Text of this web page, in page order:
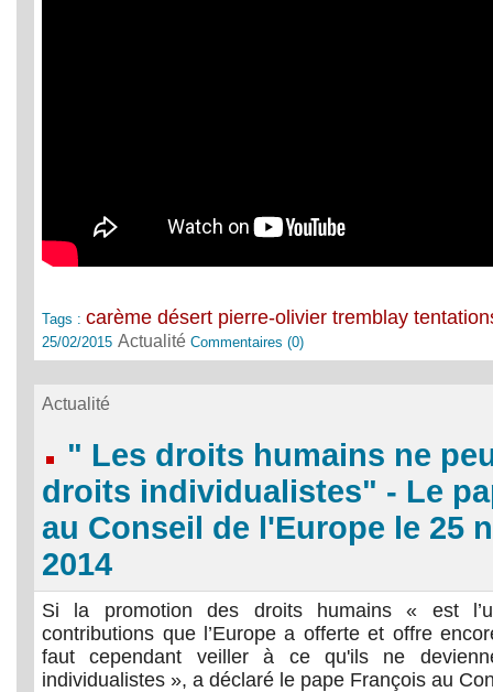
Tags :carème désert pierre-olivier tremblay
25/02/2015 ActualitéCommentaires (0)
Actualité
" Les droits humains ne
droits individualistes" - Le
au Conseil de l'Europe le 25
2014
Si la promotion des droits humains « est
contributions que l’Europe a offerte et offre
faut cependant veiller à ce qu'ils ne
individualistes », a déclaré le pape François au